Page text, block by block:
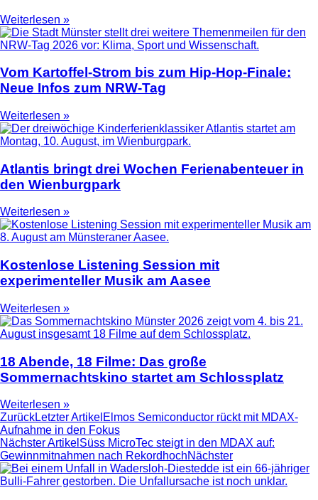
Weiterlesen »
Vom Kartoffel-Strom bis zum Hip-Hop-Finale:
Neue Infos zum NRW-Tag
Weiterlesen »
Atlantis bringt drei Wochen Ferienabenteuer in
den Wienburgpark
Weiterlesen »
Kostenlose Listening Session mit
experimenteller Musik am Aasee
Weiterlesen »
18 Abende, 18 Filme: Das große
Sommernachtskino startet am Schlossplatz
Weiterlesen »
ZurückLetzter Artikel Elmos Semiconductor rückt mit MDAX-
Aufnahme in den Fokus
Nächster Artikel Süss MicroTec steigt in den MDAX auf:
Gewinnmitnahmen nach RekordhochNächster